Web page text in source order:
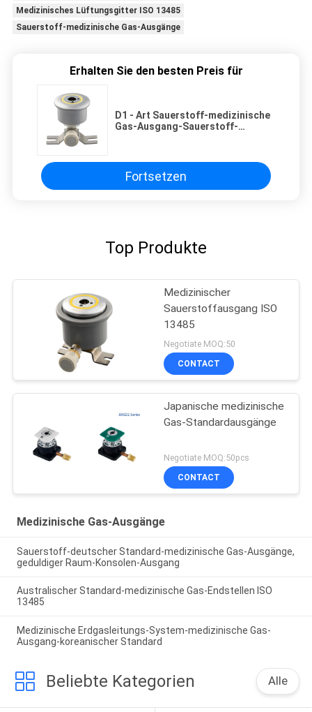
Medizinisches Lüftungsgitter ISO 13485
Sauerstoff-medizinische Gas-Ausgänge
Erhalten Sie den besten Preis für
D1 - Art Sauerstoff-medizinische
Gas-Ausgang-Sauerstoff-
Fortsetzen
Top Produkte
Medizinischer
Sauerstoffausgang ISO
13485
Negotiate MOQ:50
CONTACT
Japanische medizinische
Gas-Standardausgänge
Negotiate MOQ:50pcs
CONTACT
Medizinische Gas-Ausgänge
Sauerstoff-deutscher Standard-medizinische Gas-Ausgänge,
geduldiger Raum-Konsolen-Ausgang
Australischer Standard-medizinische Gas-Endstellen ISO
13485
Medizinische Erdgasleitungs-System-medizinische Gas-
Ausgang-koreanischer Standard
Beliebte Kategorien Alle